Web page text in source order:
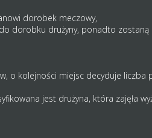
dorobek meczowy,
dorobku drużyny, ponadto
o kolejności miejsc decyduje liczba
jest drużyna, która zajęła